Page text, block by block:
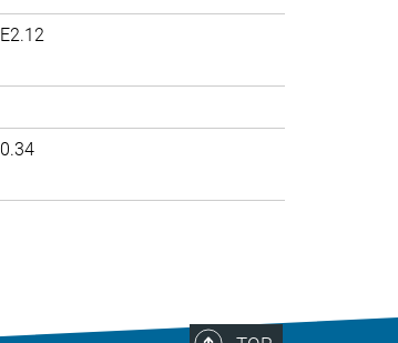
E2.12
0.34